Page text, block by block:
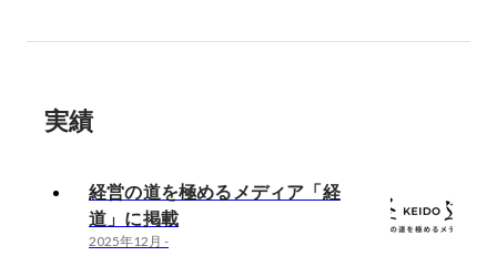
実績
経営の道を極めるメディア「経
道」に掲載
2025年12月 -